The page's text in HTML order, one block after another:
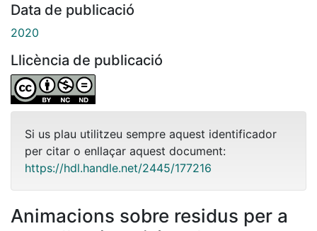
Data de publicació
2020
Llicència de publicació
Si us plau utilitzeu sempre aquest identificador
per citar o enllaçar aquest document:
https://hdl.handle.net/2445/177216
Animacions sobre residus per a